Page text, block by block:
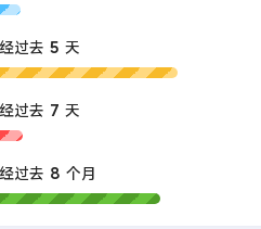
过去 5 天
过去 7 天
过去 8 个月